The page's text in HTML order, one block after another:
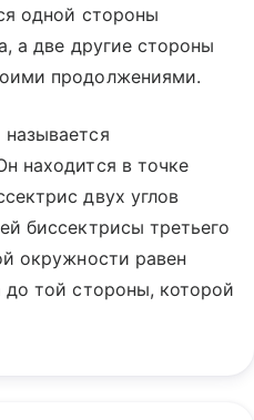
одной стороны
а две другие стороны
продолжениями.
находится в точке
двух углов
биссектрисы третьего
окружности равен
до той стороны, которой